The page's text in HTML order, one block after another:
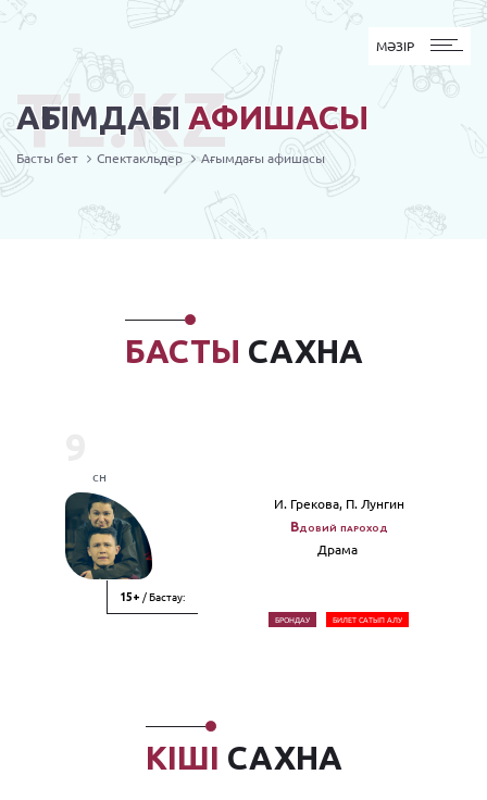
MӘЗІР
МӘЗІР
АҒЫМДАҒЫ АФИШАСЫ
TL.KZ
Басты бет Спектакльдер Ағымдағы афишасы
БАСТЫ САХНА
сн
15+ / Бастау:
И. Грекова, П. Лунгин
Вдовий пароход
Драма
БРОНДАУ БИЛЕТ САТЫП АЛУ
КІШІ САХНА